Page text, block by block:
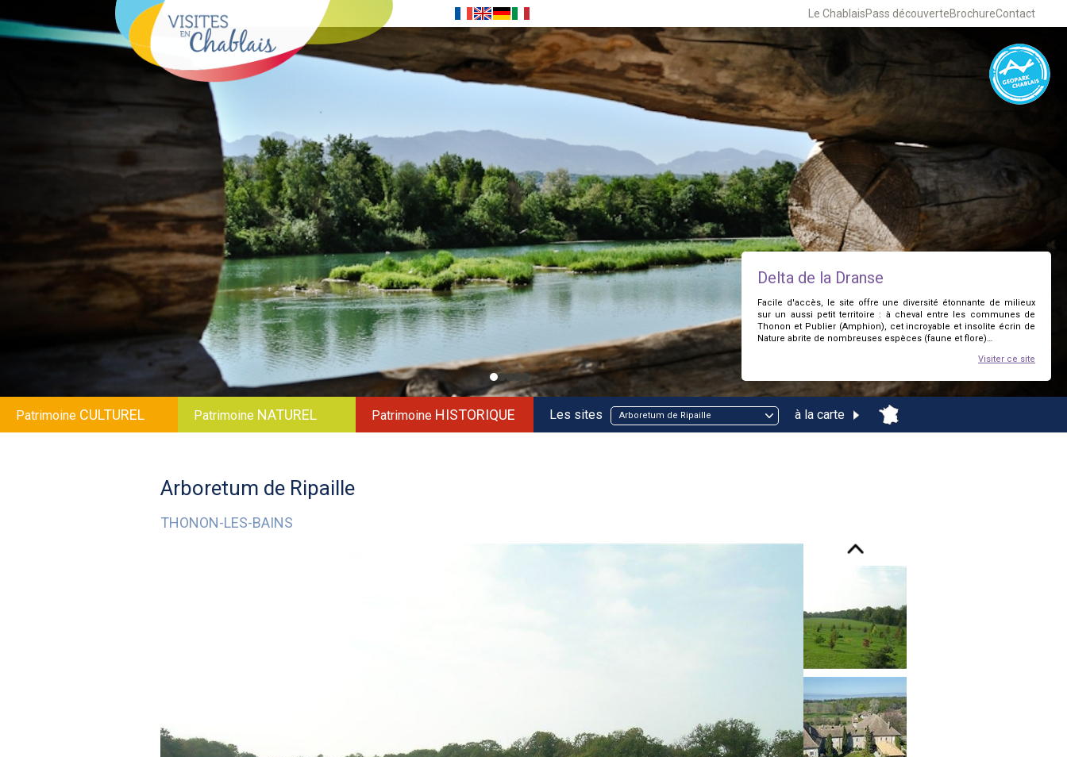
Le ChablaisPass découverteBrochureContact
Delta de la Dranse
Facile d'accès, le site offre une diversité étonnante de milieux
sur un aussi petit territoire : à cheval entre les communes de
Thonon et Publier (Amphion), cet incroyable et insolite écrin de
Nature abrite de nombreuses espèces (faune et flore)…
Visiter ce site
Patrimoine CULTUREL Patrimoine NATUREL Patrimoine HISTORIQUE Les sites Arboretum de Ripaille à la carte
Arboretum de Ripaille
THONON-LES-BAINS